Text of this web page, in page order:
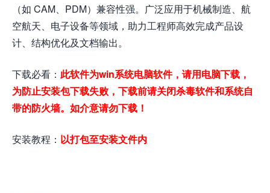
（如 CAM、PDM）兼容性强。广泛应用于机械制造、航
空航天、电子设备等领域，助力工程师高效完成产品设
计、结构优化及文档输出。
下载必看： 此软件为win系统电脑软件，请用电脑下载，
为防止安装包下载失败，下载前请关闭杀毒软件和系统自
带的防火墙。如介意请勿下载！
安装教程： 以打包至安装文件内